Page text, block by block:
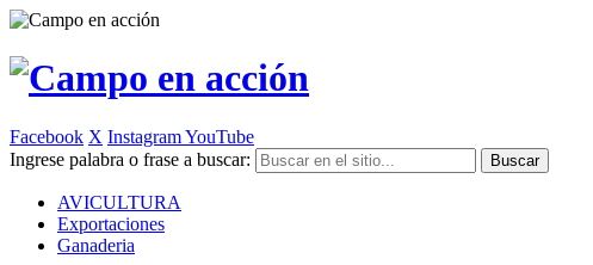
Facebook X InstagramYouTube
Ingrese palabra o frase a buscar:
AVICULTURA
Exportaciones
Ganaderia